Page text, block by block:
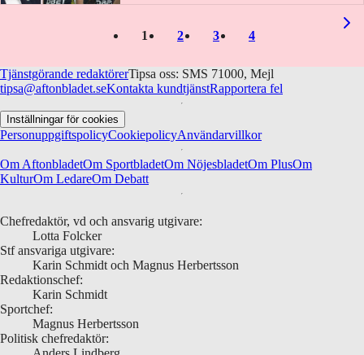
1 2 3 4
Tjänstgörande redaktörerTipsa oss: SMS 71000, Mejl
tipsa@aftonbladet.seKontakta kundtjänstRapportera fel
Inställningar för cookies
PersonuppgiftspolicyCookiepolicyAnvändarvillkor
Om AftonbladetOm SportbladetOm NöjesbladetOm PlusOm
KulturOm LedareOm Debatt
Chefredaktör, vd och ansvarig utgivare:
Lotta Folcker
Stf ansvariga utgivare:
Karin Schmidt och Magnus Herbertsson
Redaktionschef:
Karin Schmidt
Sportchef:
Magnus Herbertsson
Politisk chefredaktör: